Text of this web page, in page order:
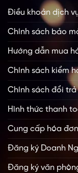
Điều khoản dịch
Chính sách bảo
Hướng dẫn mua
Chính sách kiểm
Chính sách đổi trả
Hình thức thanh
Cung cấp hóa
Đăng ký Doanh
Đăng ký văn